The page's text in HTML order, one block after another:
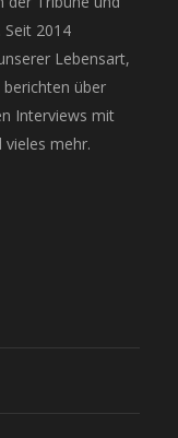
Seit 2014
Lebensart,
über
Interviews mit
mehr.